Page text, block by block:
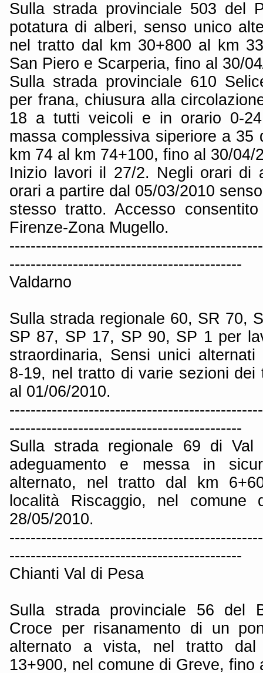
Sulla strada provinciale 503 del
potatura di alberi, senso unico
nel tratto dal km 30+800 al km
San Piero e Scarperia, fino al 30/
Sulla strada provinciale 610
per frana, chiusura alla
18 a tutti veicoli e in orario 0-
massa complessiva siperiore a 35
km 74 al km 74+100, fino al 30/04/
Inizio lavori il 27/2. Negli orari di
orari a partire dal 05/03/2010
stesso tratto. Accesso
Firenze-Zona Mugello.
--------------------------------------------
Valdarno
Sulla strada regionale 60, SR 70,
SP 87, SP 17, SP 90, SP 1 per
straordinaria, Sensi unici
8-19, nel tratto di varie sezioni dei
al 01/06/2010.
--------------------------------------------
Sulla strada regionale 69 di
adeguamento e messa in
alternato, nel tratto dal km
località Riscaggio, nel comune
28/05/2010.
--------------------------------------------
Chianti Val di Pesa
Sulla strada provinciale 56 del
Croce per risanamento di un
alternato a vista, nel tratto
13+900, nel comune di Greve, fino